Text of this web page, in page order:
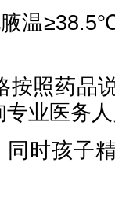
温
照药品
业医务
时孩子